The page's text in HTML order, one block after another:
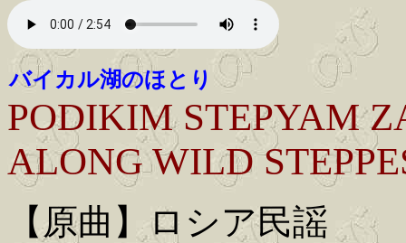
バイカル湖のほとり
PODIKIM STEPYAM
ALONG WILD
【原曲】ロシア民謡